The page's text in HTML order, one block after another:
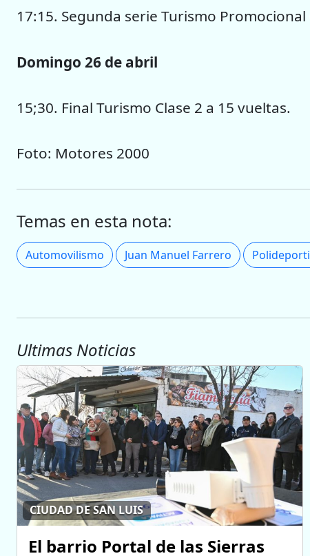
17:15. Segunda serie Turismo Promocional
Domingo 26 de abril
15;30. Final Turismo Clase 2 a 15 vueltas.
Foto: Motores 2000
Temas en esta nota:
Automovilismo Juan Manuel Farrero
Ultimas Noticias
CIUDAD DE SAN LUIS
El barrio Portal de las Sierras